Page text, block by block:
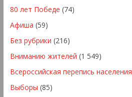
80 лет Победе (74)
Афиша (59)
Без рубрики (216)
Вниманию жителей (1 549)
Всероссийская перепись населения
Выборы (85)